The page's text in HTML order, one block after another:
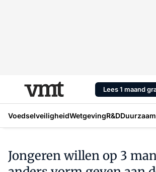
Lees 1 maand
VoedselveiligheidWetgevingR&D
Jongeren willen op 3